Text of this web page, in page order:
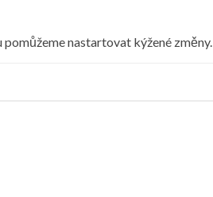
pomůžeme nastartovat kýžené změny.